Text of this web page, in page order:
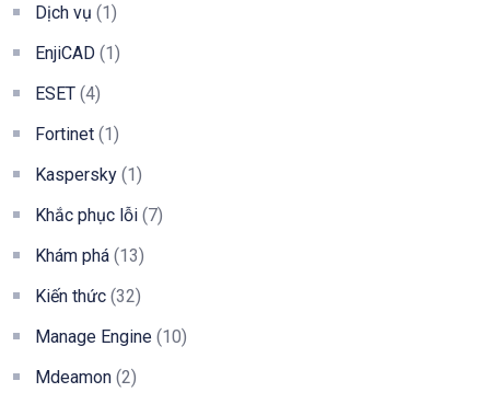
Dịch vụ (1)
EnjiCAD (1)
ESET (4)
Fortinet (1)
Kaspersky (1)
Khắc phục lỗi (7)
Khám phá (13)
Kiến thức (32)
Manage Engine (10)
Mdeamon (2)